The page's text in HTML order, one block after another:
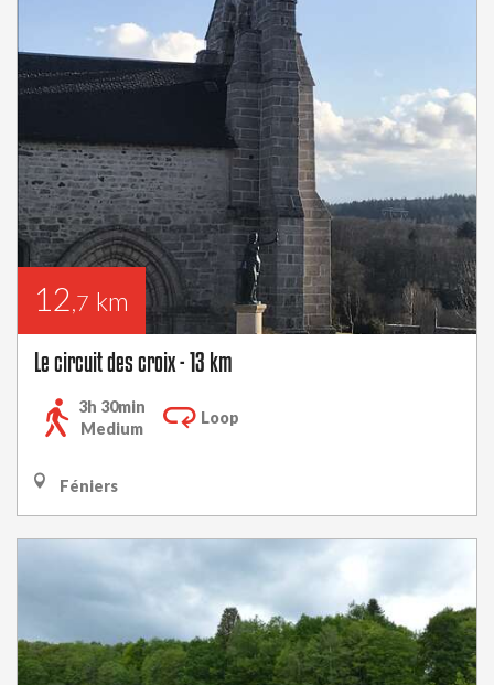
12,7 km
Le circuit des croix - 13 km
3h 30min
Medium
Loop
Féniers